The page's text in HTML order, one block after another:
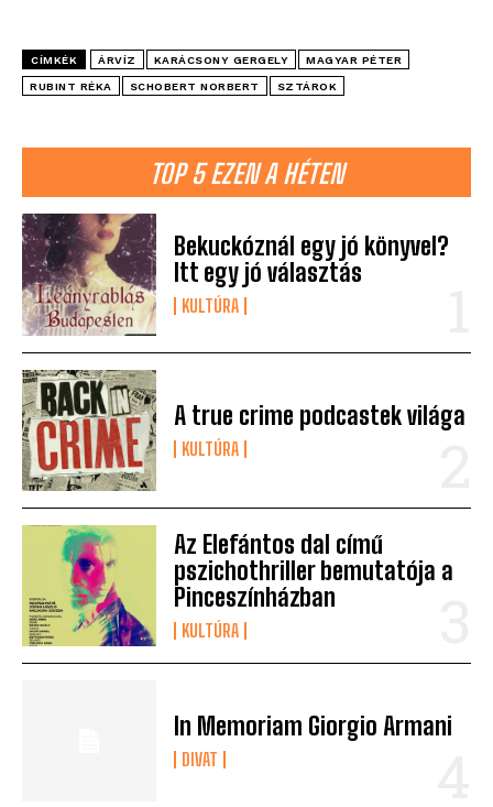
TOP 5 EZEN A HÉTEN
Bekuckóznál egy jó könyvel?
Itt egy jó választás
KULTÚRA
A true crime podcastek világa
KULTÚRA
Az Elefántos dal című
pszichothriller bemutatója a
Pinceszínházban
KULTÚRA
In Memoriam Giorgio Armani
DIVAT
CÍMKÉK ÁRVÍZ KARÁCSONY GERGELY MAGYAR PÉTER
RUBINT RÉKA SCHOBERT NORBERT SZTÁROK